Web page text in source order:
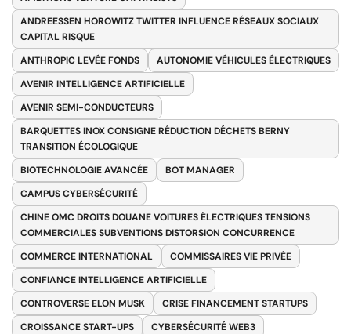
ANDREESSEN HOROWITZ TWITTER INFLUENCE RÉSEAUX SOCIAUX
CAPITAL RISQUE
ANTHROPIC LEVÉE FONDS
AUTONOMIE VÉHICULES ÉLECTRIQUES
AVENIR INTELLIGENCE ARTIFICIELLE
AVENIR SEMI-CONDUCTEURS
BARQUETTES INOX CONSIGNE RÉDUCTION DÉCHETS BERNY
TRANSITION ÉCOLOGIQUE
BIOTECHNOLOGIE AVANCÉE
BOT MANAGER
CAMPUS CYBERSÉCURITÉ
CHINE OMC DROITS DOUANE VOITURES ÉLECTRIQUES TENSIONS
COMMERCIALES SUBVENTIONS DISTORSION CONCURRENCE
COMMERCE INTERNATIONAL
COMMISSAIRES VIE PRIVÉE
CONFIANCE INTELLIGENCE ARTIFICIELLE
CONTROVERSE ELON MUSK
CRISE FINANCEMENT STARTUPS
CROISSANCE START-UPS
CYBERSÉCURITÉ WEB3